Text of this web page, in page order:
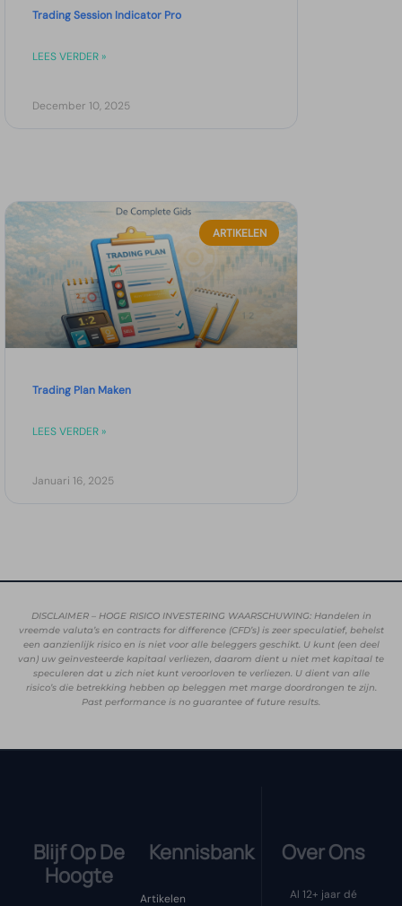
Trading Session Indicator Pro
LEES VERDER »
December 10, 2025
ARTIKELEN
Trading Plan Maken
LEES VERDER »
Januari 16, 2025
DISCLAIMER – HOGE RISICO INVESTERING WAARSCHUWING: Handelen in
vreemde valuta’s en contracts for difference (CFD’s) is zeer speculatief, behelst
een aanzienlijk risico en is niet voor alle beleggers geschikt. U kunt (een deel
van) uw geïnvesteerde kapitaal verliezen, daarom dient u niet met kapitaal te
speculeren dat u zich niet kunt veroorloven te verliezen. U dient van alle
risico’s die betrekking hebben op beleggen met marge doordrongen te zijn.
Past performance is no guarantee of future results.
Blijf Op De
Hoogte
Kennisbank
Artikelen
Over Ons
Al 12+ jaar dé